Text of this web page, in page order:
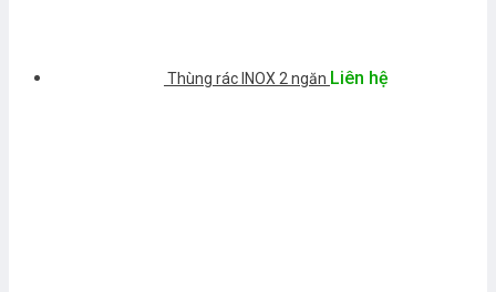
Thùng rác INOX 2 ngăn Liên hệ